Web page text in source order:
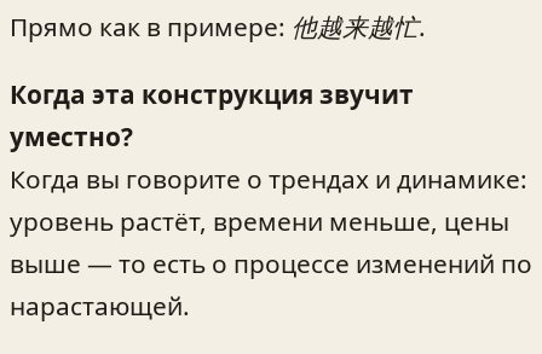
Прямо как в примере: 他越来越忙.
Когда эта конструкция звучит
уместно?
Когда вы говорите о трендах и динамике:
уровень растёт, времени меньше, цены
выше — то есть о процессе изменений по
нарастающей.